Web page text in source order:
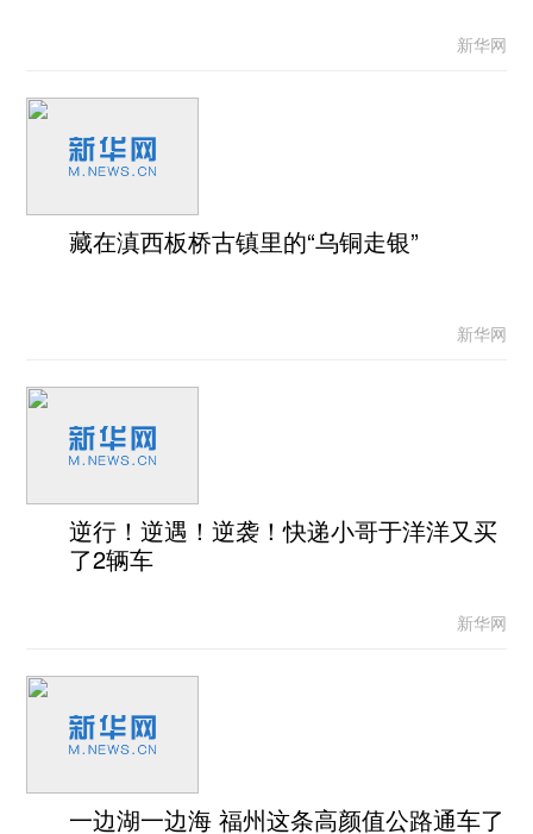
新华网
藏在滇西板桥古镇里的“乌铜走银”
新华网
逆行！逆遇！逆袭！快递小哥于洋洋又买
了2辆车
新华网
一边湖一边海 福州这条高颜值公路通车了